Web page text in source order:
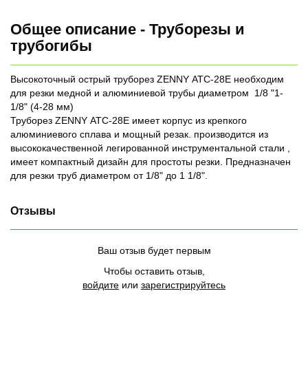
Общее описание - Труборезы и
трубогибы
Высокоточный острый труборез ZENNY АТС-28Е необходим
для резки медной и алюминиевой трубы диаметром 1/8 "1-
1/8" (4-28 мм)
Труборез ZENNY АТС-28Е имеет корпус из крепкого
алюминиевого сплава и мощный резак. производится из
высококачественной легированной инструментальной стали ,
имеет компактный дизайн для простоты резки. Предназначен
для резки труб диаметром от 1/8" до 1 1/8".
Отзывы
Ваш отзыв будет первым
Чтобы оставить отзыв,
войдите или зарегистрируйтесь